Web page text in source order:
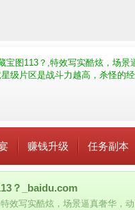
宝图113？,特效写实酷炫，场
级片区是战斗力越高，杀怪的
赚钱升级 任务副本
？_baidu.com
效写实酷炫，场景逼真奢华，